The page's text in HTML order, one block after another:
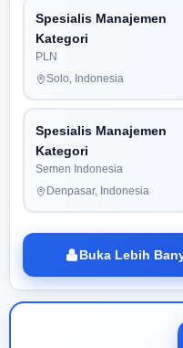
Spesialis Manajemen
Kategori
PLN
Solo, Indonesia
Spesialis Manajemen
Kategori
Semen Indonesia
Denpasar, Indonesia
Buka Lebih